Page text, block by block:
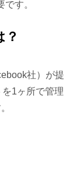
す。
？
社）が提
1ヶ所で管理